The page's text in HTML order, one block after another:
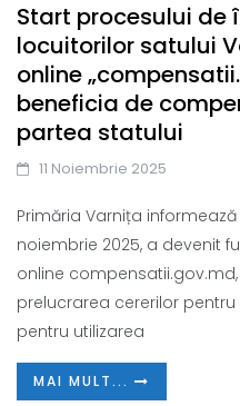
Start procesului de
locuitorilor satului
online
beneficia de
partea statului
11 Noiembrie 2025
Primăria Varnița
noiembrie 2025, a devenit
online
prelucrarea cererilor
pentru utilizarea
MAI MULT...